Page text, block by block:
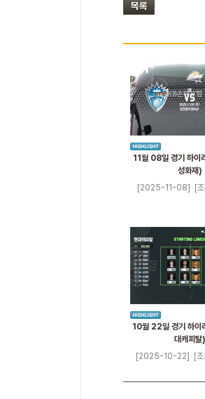
11월 08일 경기 하이
성화재)
[2025-11-08]
[
10월 22일 경기 하이
대캐피탈)
[2025-10-22]
[